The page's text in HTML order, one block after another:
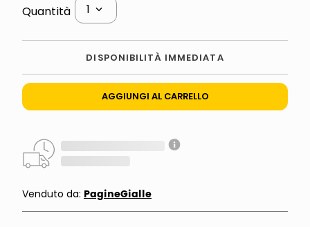
Quantità 1
DISPONIBILITÀ IMMEDIATA
AGGIUNGI AL CARRELLO
Venduto da: PagineGialle